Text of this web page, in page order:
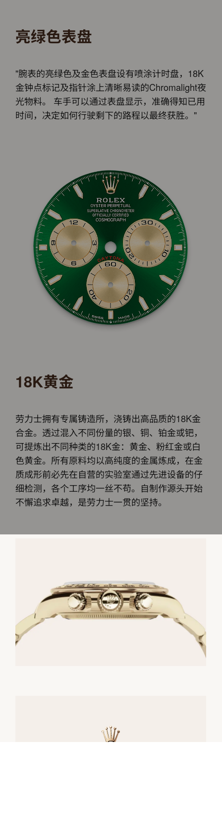
亮绿色表盘
"腕表的亮绿色及金色表盘设有喷涂计时盘，18K
金钟点标记及指针涂上清晰易读的Chromalight夜
光物料。 车手可以通过表盘显示，准确得知已用
时间，决定如何行驶剩下的路程以最终获胜。"
18K黄金
劳力士拥有专属铸造所，浇铸出高品质的18K金
合金。透过混入不同份量的银、铜、铂金或钯，
可提炼出不同种类的18K金：黄金、粉红金或白
色黄金。所有原料均以高纯度的金属炼成，在金
质成形前必先在自营的实验室通过先进设备的仔
细检测，各个工序均一丝不苟。自制作源头开始
不懈追求卓越，是劳力士一贯的坚持。